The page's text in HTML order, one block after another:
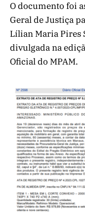
O documento foi
Geral de Justiça
Lílian Maria Pires
divulgada na
Oficial do MPAM.